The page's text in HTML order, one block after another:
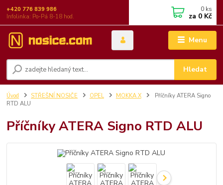
Menu
Hledat
+420 776 839 986
Infolinka: Po-Pá 8-18 hod.
0 ks
za 0 Kč
Úvod STŘEŠNÍ NOSIČE OPEL MOKKA X
Příčníky ATERA Signo
RTD ALU
Příčníky ATERA Signo RTD ALU